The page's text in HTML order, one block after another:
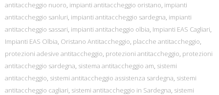
antitaccheggio nuoro, impianti antitaccheggio oristano, impianti
antitaccheggio sanluri, impianti antitaccheggio sardegna, impianti
antitaccheggio sassari, impianti antitacheggio olbia, Impianti EAS Cagliari,
Impianti EAS Olbia, Oristano Antitaccheggio, placche antitaccheggio,
protezioni adesive antitaccheggio, protezioni antitaccheggio, protezioni
antitaccheggio sardegna, sistema antitaccheggio am, sistemi
antitaccheggio, sistemi antitaccheggio assistenza sardegna, sistemi
antitaccheggio cagliari, sistemi antitaccheggio in Sardegna, sistemi